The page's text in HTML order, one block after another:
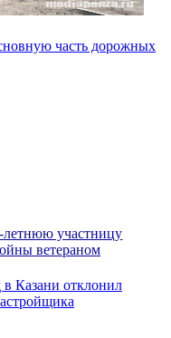
часть дорожных
Казани отклонил